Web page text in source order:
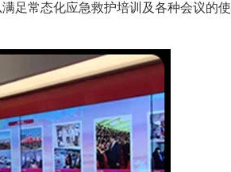
足常态化应急救护培训及各种会议的使